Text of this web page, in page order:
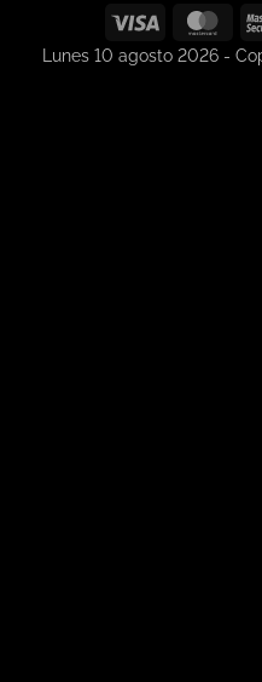
Visa
Lunes 10 agosto 2026 -